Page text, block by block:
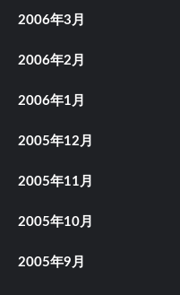
2006年3月
2006年2月
2006年1月
2005年12月
2005年11月
2005年10月
2005年9月